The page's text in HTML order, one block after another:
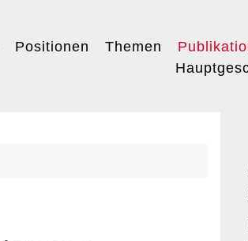
Positionen Themen